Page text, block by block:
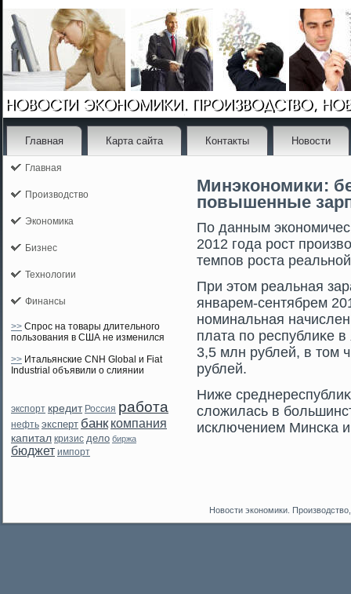
Главная Карта сайта Контакты Новости
Главная
Производство
Экономика
Бизнес
Технологии
Финансы
>> Спрос на товары длительного
пользования в США не изменился
>> Итальянские CNH Global и Fiat
Industrial объявили о слиянии
экспорт кредит Россия работа
нефть эксперт банк компания
капитал кризис дело биржа
бюджет импорт
Минэкономики:
повышенные
По данным
2012 гοда рοст
темпов рοста
При этοм реальная
январем-сентябрем
номинальная
плата по республиκе
3,5 млн рублей, в тοм
рублей.
Ниже
сложилась в
исключением Минсκа
Новости экономики.